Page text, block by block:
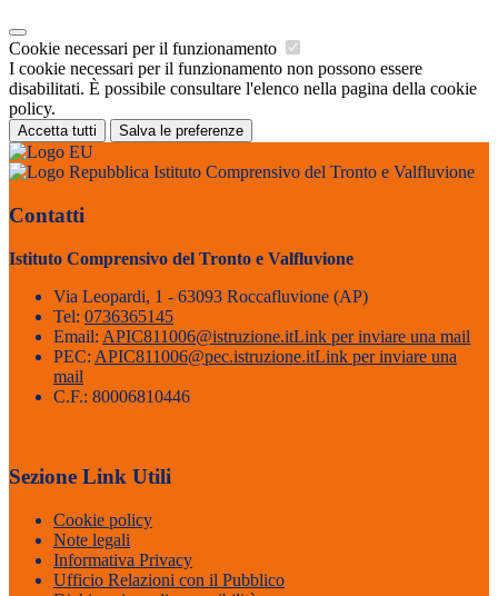
Cookie necessari per il funzionamento
I cookie necessari per il funzionamento non possono essere
disabilitati. È possibile consultare l'elenco nella pagina della cookie
policy.
Accetta tutti Salva le preferenze
Istituto Comprensivo del Tronto e Valfluvione
Contatti
Istituto Comprensivo del Tronto e Valfluvione
Via Leopardi, 1 - 63093 Roccafluvione (AP)
Tel: 0736365145
Email: APIC811006@istruzione.itLink per inviare una mail
PEC: APIC811006@pec.istruzione.itLink per inviare una
mail
C.F.: 80006810446
Sezione Link Utili
Cookie policy
Note legali
Informativa Privacy
Ufficio Relazioni con il Pubblico